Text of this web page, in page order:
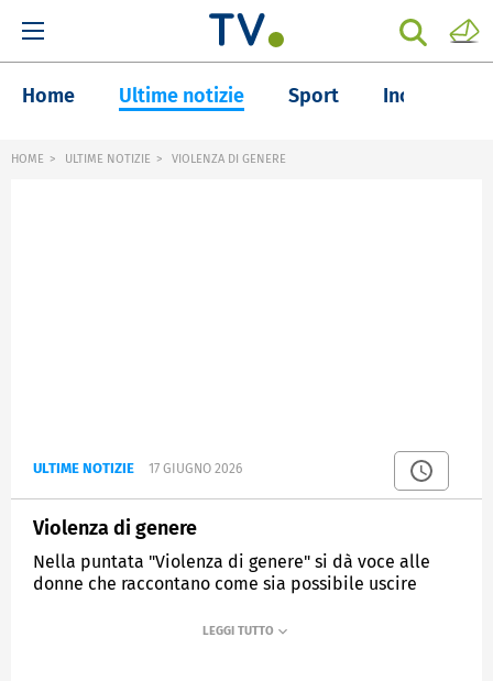
Home Ultime notizie Sport Inchieste
HOME ULTIME NOTIZIE VIOLENZA DI GENERE
ULTIME NOTIZIE 17 GIUGNO 2026
Violenza di genere
Nella puntata "Violenza di genere" si dà voce alle
donne che raccontano come sia possibile uscire
dall'ascolto e dal supporto delle realtà territoriali,